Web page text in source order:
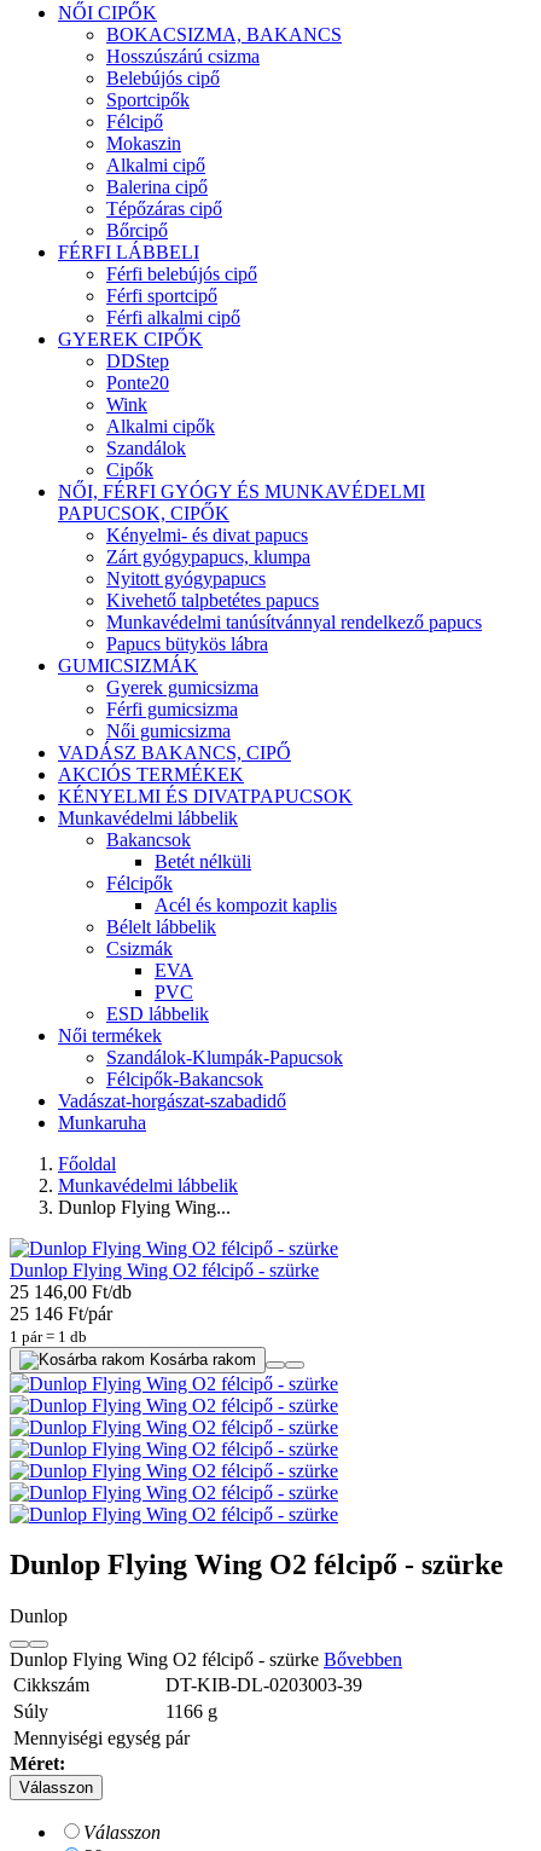
NŐI CIPŐK
BOKACSIZMA, BAKANCS
Hosszúszárú csizma
Belebújós cipő
Sportcipők
Félcipő
Mokaszin
Alkalmi cipő
Balerina cipő
Tépőzáras cipő
Bőrcipő
FÉRFI LÁBBELI
Férfi belebújós cipő
Férfi sportcipő
Férfi alkalmi cipő
GYEREK CIPŐK
DDStep
Ponte20
Wink
Alkalmi cipők
Szandálok
Cipők
NŐI, FÉRFI GYÓGY ÉS MUNKAVÉDELMI
PAPUCSOK, CIPŐK
Kényelmi- és divat papucs
Zárt gyógypapucs, klumpa
Nyitott gyógypapucs
Kivehető talpbetétes papucs
Munkavédelmi tanúsítvánnyal rendelkező papucs
Papucs bütykös lábra
GUMICSIZMÁK
Gyerek gumicsizma
Férfi gumicsizma
Női gumicsizma
VADÁSZ BAKANCS, CIPŐ
AKCIÓS TERMÉKEK
KÉNYELMI ÉS DIVATPAPUCSOK
Munkavédelmi lábbelik
Bakancsok
Betét nélküli
Félcipők
Acél és kompozit kaplis
Bélelt lábbelik
Csizmák
EVA
PVC
ESD lábbelik
Női termékek
Szandálok-Klumpák-Papucsok
Félcipők-Bakancsok
Vadászat-horgászat-szabadidő
Munkaruha
Főoldal
Munkavédelmi lábbelik
Dunlop Flying Wing...
Dunlop Flying Wing O2 félcipő - szürke
25 146,00 Ft/db
25 146 Ft/pár
1 pár = 1 db
Kosárba rakom
Dunlop Flying Wing O2 félcipő - szürke
Dunlop
Dunlop Flying Wing O2 félcipő - szürke Bővebben
Cikkszám
DT-KIB-DL-0203003-39
Súly
1166 g
Mennyiségi egység pár
Méret:
Válasszon
Válasszon